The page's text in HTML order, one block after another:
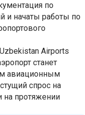
по
и начаты работы по
Airports
станет
авиационным
спрос на
на протяжении